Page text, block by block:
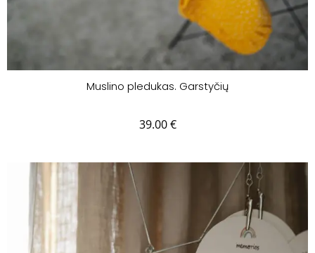
Muslino pledukas. Garstyčių
39.00€